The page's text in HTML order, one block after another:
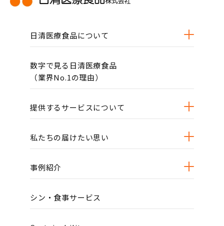
日清医療食品について
数字で見る日清医療食品
（業界No.1の理由）
提供するサービスについて
私たちの届けたい思い
事例紹介
シン・食事サービス